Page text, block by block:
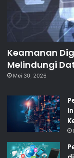
Keamanan
Melindungi
Mei 30, 2026